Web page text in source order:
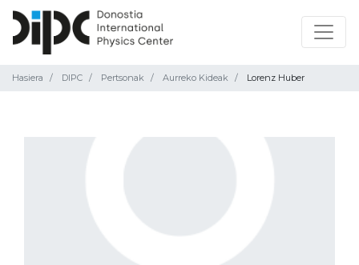
Hasiera DIPC Pertsonak Aurreko Kideak Lorenz Huber